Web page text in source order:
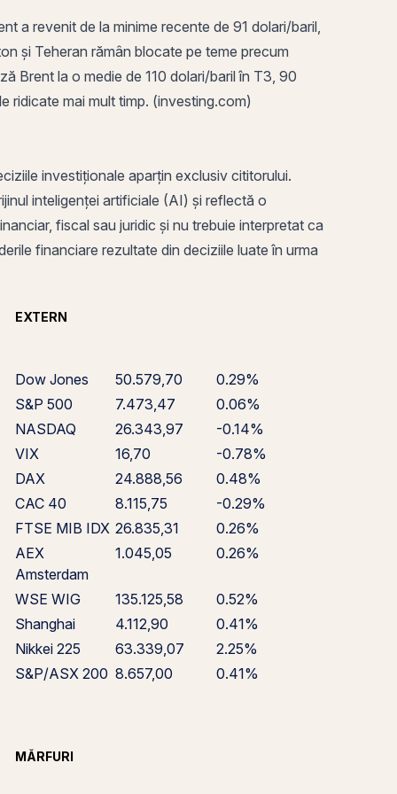
a revenit de la minime recente de 91 dolari/baril,
și Teheran rămân blocate pe teme precum
Brent la o medie de 110 dolari/baril în T3, 90
ridicate mai mult timp. (investing.com)
investiționale aparțin exclusiv cititorului.
inteligenței artificiale (AI) și reflectă o
fiscal sau juridic și nu trebuie interpretat ca
financiare rezultate din deciziile luate în urma
EXTERN
Dow Jones 50.579,70
0.29%
S&P 500
7.473,47
0.06%
NASDAQ
26.343,97
-0.14%
VIX
16,70
-0.78%
DAX
24.888,56
0.48%
CAC 40
8.115,75
-0.29%
FTSE MIB IDX 26.835,31
0.26%
AEX
Amsterdam
1.045,05 0.26%
WSE WIG 135.125,58
0.52%
Shanghai
4.112,90
0.41%
Nikkei 225
63.339,07
2.25%
S&P/ASX 200 8.657,00 0.41%
MĂRFURI